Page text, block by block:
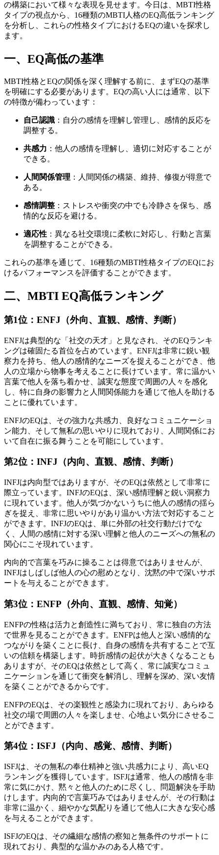
の構築において様々な表現を見せます。今日は、MBTI性格
タイプの視点から、16種類のMBTI人格のEQ高低ランキング
を分析し、これらの性格タイプにおけるEQの違いを探求し
ます。
一、EQ高低の基準
MBTI性格とEQの関係を深く理解する前に、まずEQの基準
を明確にする必要があります。EQの高い人には通常、以下
の特徴が備わっています：
自己認識 ：自分の感情を理解し管理し、感情的反応を
調整する。
共感力 ：他人の感情を理解し、適切に対応することが
できる。
人間関係管理 ：人間関係の構築、維持、修復が得意で
ある。
感情調整 ：ストレスや衝突の中でも冷静さを保ち、感
情的な反応を避ける。
適応性 ：異なる社交環境に柔軟に対応し、行動と言葉
を調整することができる。
これらの基準を通じて、16種類のMBTI性格タイプのEQにお
けるパフォーマンスを評価することができます。
二、MBTI EQ高低ランキング
第1位：ENFJ（外向、直観、感情、判断）
ENFJは典型的な「社交の天才」と見なされ、そのEQランキ
ングは確固たる首位を占めています。ENFJは非常に鋭い観
察力を持ち、他人の感情的なニーズを捉えることができ、他
人の立場から物事を考えることに長けています。常に温かい
言葉で他人を落ち着かせ、誠実な態度で周囲の人々を感化
し、特に自身の影響力と人間関係能力を通じて他人を助ける
ことに優れています。
ENFJのEQは、その強力な共感力、良好なコミュニケーショ
ン能力、そして無私の思いやりに現れており、人間関係にお
いて自在に振る舞うことを可能にしています。
第2位：INFJ（内向、直観、感情、判断）
INFJは内向型ではありますが、そのEQは依然として非常に
際立っています。INFJのEQは、深い感情理解と鋭い洞察力
に現れています。他人が気づかないうちに他人の感情の揺ら
ぎを捉え、非常に思いやりがあり温かい方法で対応すること
ができます。INFJのEQは、単に外部の社交行動だけでな
く、人間の感情に対する深い理解と他人のニーズへの無私の
関心にこそ現れています。
内向的で言葉を巧みに操ることは得意ではありませんが、
INFJはしばしば他人の心の慰めとなり、沈黙の中で深いサポ
ートを与えることができます。
第3位：ENFP（外向、直観、感情、知覚）
ENFPの性格は活力と創造性に満ちており、常に独自の方法
で世界を見ることができます。ENFPは他人と深い感情的な
つながりを築くことに長け、自身の感情を共有することで互
いの信頼を構築します。時折感情の起伏が大きくなることも
ありますが、そのEQは依然として高く、常に誠実なコミュ
ニケーションを通じて衝突を解消し、理解を深め、深い友情
を築くことができるからです。
ENFPのEQは、その楽観性と感染力に現れており、あらゆる
社交の場で周囲の人々を楽しませ、心地よい気分にさせるこ
とができます。
第4位：ISFJ（内向、感覚、感情、判断）
ISFJは、その無私の奉仕精神と強い共感力により、高いEQ
ランキングを獲得しています。ISFJは通常、他人の感情を非
常に気にかけ、黙々と他人のために尽くし、問題解決を手助
けします。内向的で言葉巧みではありませんが、その行動は
非常に温かく、細やかな気配りを通じて他人に大きな安心感
を与えることができます。
ISFJのEQは、その繊細な感情の察知と無条件のサポートに
現れており、典型的な温かみのある人格です。